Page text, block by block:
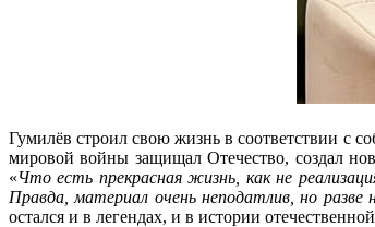
Гумилёв строил свою жизнь в соответствии с
мировой войны защищал Отечество, создал
«Что есть прекрасная жизнь, как не
Правда, материал очень неподатлив, но
остался и в легендах, и в истории